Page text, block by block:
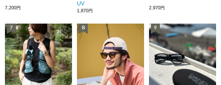
7,200円
UV
1,870円
2,970円